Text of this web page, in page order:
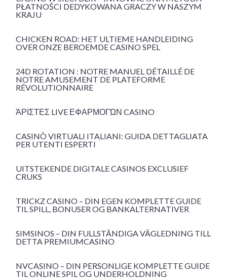
PŁATNOŚCI DEDYKOWANA GRACZY W NASZYM
KRAJU
CHICKEN ROAD: HET ULTIEME HANDLEIDING
OVER ONZE BEROEMDE CASINO SPEL
24D ROTATION : NOTRE MANUEL DÉTAILLÉ DE
NOTRE AMUSEMENT DE PLATEFORME
RÉVOLUTIONNAIRE
ΆΡΙΣΤΕΣ LIVE ΕΦΑΡΜΟΓΏΝ CASINO
CASINÒ VIRTUALI ITALIANI: GUIDA DETTAGLIATA
PER UTENTI ESPERTI
UITSTEKENDE DIGITALE CASINOS EXCLUSIEF
CRUKS
TRICKZ CASINO – DIN EGEN KOMPLETTE GUIDE
TIL SPILL, BONUSER OG BANKALTERNATIVER
SIMSINOS – DIN FULLSTÄNDIGA VÄGLEDNING TILL
DETTA PREMIUMCASINO
NVCASINO – DIN PERSONLIGE KOMPLETTE GUIDE
TIL ONLINE SPIL OG UNDERHOLDNING